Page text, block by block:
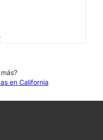
en California